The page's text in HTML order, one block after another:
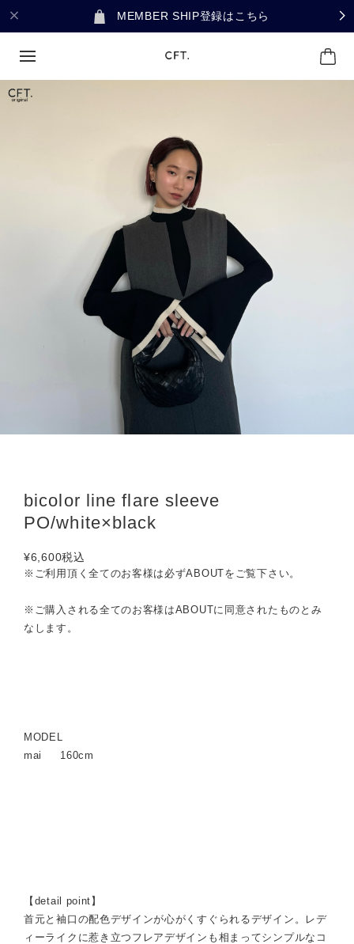
MEMBER SHIP登録はこちら
bicolor line flare sleeve
PO/white×black
¥6,600税込
※ご利用頂く全てのお客様は必ずABOUTをご覧下さい。
※ご購入される全てのお客様はABOUTに同意されたものとみ
なします。
MODEL
mai 160cm
【detail point】
首元と袖口の配色デザインが心がくすぐられるデザイン。レデ
ィーライクに惹き立つフレアデザインも相まってシンプルなコ